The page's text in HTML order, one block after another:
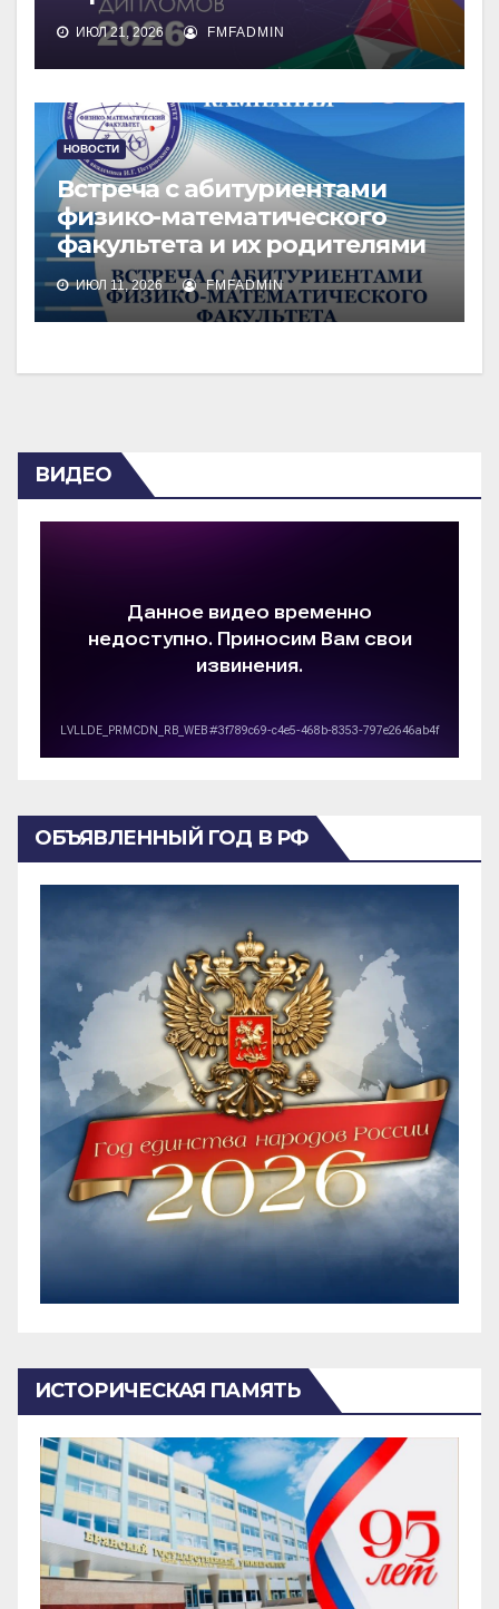
ИЮЛ 21, 2026 FMFADMIN
НОВОСТИ
Встреча с абитуриентами
физико-математического
факультета и их родителями
ИЮЛ 11, 2026 FMFADMIN
ВИДЕО
ОБЪЯВЛЕННЫЙ ГОД В РФ
ИСТОРИЧЕСКАЯ ПАМЯТЬ